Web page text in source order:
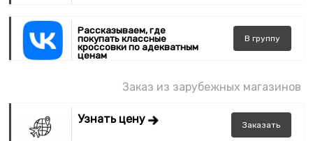
Рассказываем, где
покупать классные
кроссовки по адекватным
ценам
В группу
Заказ из зарубежных магазинов
Узнать цену Заказать